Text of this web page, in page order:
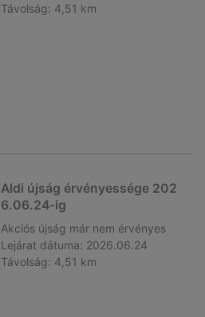
Távolság: 4,51 km
Aldi újság érvényessége 202
6.06.24-ig
Akciós újság már nem érvényes
Lejárat dátuma: 2026.06.24
Távolság: 4,51 km